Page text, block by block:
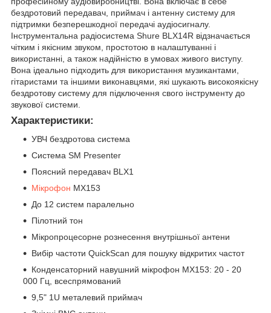
бездротовий передавач, приймач і антенну систему для
підтримки безперешкодної передачі аудіосигналу.
Інструментальна радіосистема Shure BLX14R відзначається
чітким і якісним звуком, простотою в налаштуванні і
використанні, а також надійністю в умовах живого виступу.
Вона ідеально підходить для використання музикантами,
гітаристами та іншими виконавцями, які шукають високоякісну
бездротову систему для підключення свого інструменту до
звукової системи.
Характеристики:
УВЧ бездротова система
Система SM Presenter
Поясний передавач BLX1
Мікрофон MX153
До 12 систем паралельно
Пілотний тон
Мікропроцесорне рознесення внутрішньої антени
Вибір частоти QuickScan для пошуку відкритих частот
Конденсаторний навушний мікрофон MX153: 20 - 20
000 Гц, всеспрямований
9,5" 1U металевий приймач